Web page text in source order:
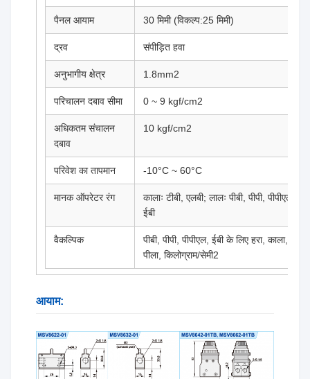
पैनल आयाम 30 मिमी (विकल्प:25 मिमी)
द्रव संपीड़ित हवा
अनुभागीय क्षेत्र 1.8mm2
परिचालन दबाव सीमा 0 ~ 9 kgf/cm2
अधिकतम संचालन
दबाव
10 kgf/cm2
परिवेश का तापमान -10°C ~ 60°C
मानक ऑपरेटर रंग
कालाः टीबी, एलबी; लालः पीबी, पीपी, पीपीएल,
ईबी
वैकल्पिक
पीबी, पीपी, पीपीएल, ईबी के लिए हरा, काला,
पीला, किलोग्राम/सेमी2
आयाम: